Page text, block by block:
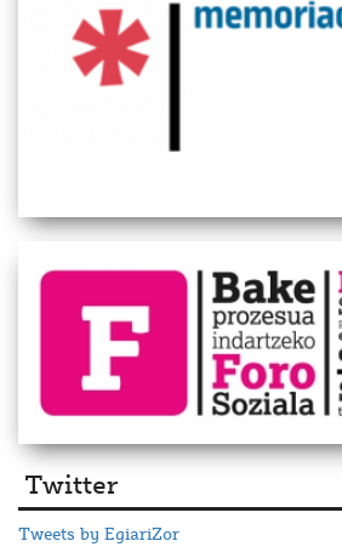
Twitter
Tweets by EgiariZor